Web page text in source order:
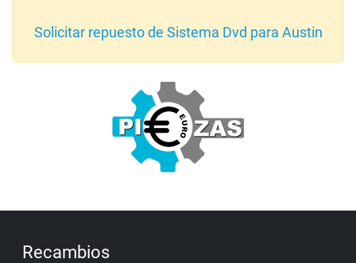
Solicitar repuesto de Sistema Dvd para Austin
Recambios